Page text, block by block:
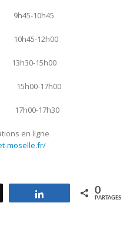
10h45
12h00
15h00
15h00-17h00
17h30
en ligne
moselle.fr/
Partagez 0
PARTAGES